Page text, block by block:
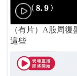
（有片）A股周
這些